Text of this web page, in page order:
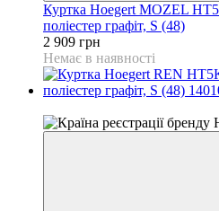
Куртка Hoegert MOZEL
поліестер графіт, S (48)
2 909 грн
Немає в наявності